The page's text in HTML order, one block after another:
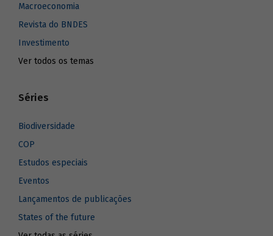
Macroeconomia
Revista do BNDES
Investimento
Ver todos os temas
Séries
Biodiversidade
COP
Estudos especiais
Eventos
Lançamentos de publicações
States of the future